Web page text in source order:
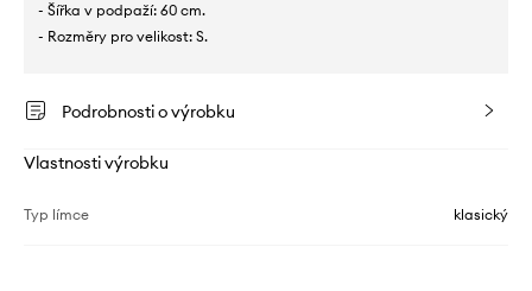
- Šířka v podpaží: 60 cm.
- Rozměry pro velikost: S.
Podrobnosti o výrobku
Vlastnosti výrobku
Typ límce klasický